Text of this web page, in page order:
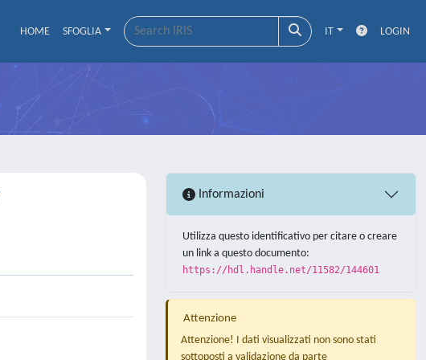
HOME SFOGLIA IT LOGIN
Informazioni
Utilizza questo identificativo per citare o creare
un link a questo documento:
https://hdl.handle.net/11582/144601
Attenzione
Attenzione! I dati visualizzati non sono stati
sottoposti a validazione da parte